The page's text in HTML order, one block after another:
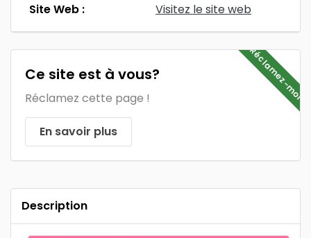
Site Web : Visitez le site web
Réclamez-moi
Ce site est à vous?
Réclamez cette page !
En savoir plus
Description